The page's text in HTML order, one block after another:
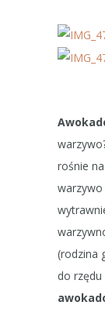
rośnie
warzywo
(rodzina
do